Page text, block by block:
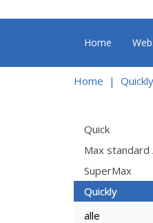
Home
Home Quickly
Quick
Max standard
SuperMax
Quickly
alle